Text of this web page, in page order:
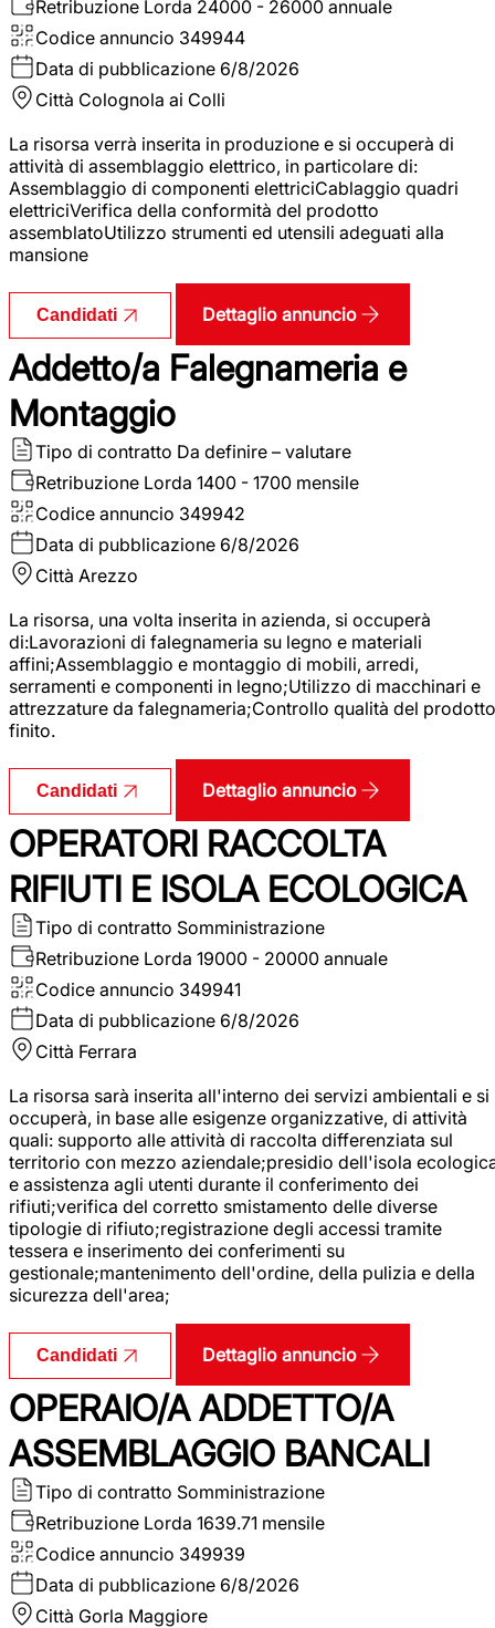
Retribuzione Lorda 24000 - 26000 annuale
Codice annuncio 349944
Data di pubblicazione 6/8/2026
Città Colognola ai Colli
La risorsa verrà inserita in produzione e si occuperà di
attività di assemblaggio elettrico, in particolare di:
Assemblaggio di componenti elettriciCablaggio quadri
elettriciVerifica della conformità del prodotto
assemblatoUtilizzo strumenti ed utensili adeguati alla
mansione
Candidati Dettaglio annuncio
Addetto/a Falegnameria e
Montaggio
Tipo di contratto Da definire – valutare
Retribuzione Lorda 1400 - 1700 mensile
Codice annuncio 349942
Data di pubblicazione 6/8/2026
Città Arezzo
La risorsa, una volta inserita in azienda, si occuperà
di:Lavorazioni di falegnameria su legno e materiali
affini;Assemblaggio e montaggio di mobili, arredi,
serramenti e componenti in legno;Utilizzo di macchinari e
attrezzature da falegnameria;Controllo qualità del prodotto
finito.
Candidati Dettaglio annuncio
OPERATORI RACCOLTA
RIFIUTI E ISOLA ECOLOGICA
Tipo di contratto Somministrazione
Retribuzione Lorda 19000 - 20000 annuale
Codice annuncio 349941
Data di pubblicazione 6/8/2026
Città Ferrara
La risorsa sarà inserita all'interno dei servizi ambientali e si
occuperà, in base alle esigenze organizzative, di attività
quali: supporto alle attività di raccolta differenziata sul
territorio con mezzo aziendale;presidio dell'isola
e assistenza agli utenti durante il conferimento dei
rifiuti;verifica del corretto smistamento delle diverse
tipologie di rifiuto;registrazione degli accessi tramite
tessera e inserimento dei conferimenti su
gestionale;mantenimento dell'ordine, della pulizia e della
sicurezza dell'area;
Candidati Dettaglio annuncio
OPERAIO/A ADDETTO/A
ASSEMBLAGGIO BANCALI
Tipo di contratto Somministrazione
Retribuzione Lorda 1639.71 mensile
Codice annuncio 349939
Data di pubblicazione 6/8/2026
Città Gorla Maggiore